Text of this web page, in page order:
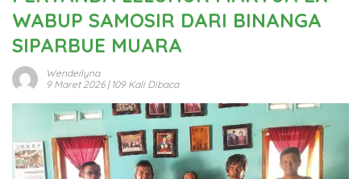
WABUP SAMOSIR DARI BINANGA
SIPARBUE MUARA
Wendeilyna
9 Maret 2026| 109 Kali Dibaca